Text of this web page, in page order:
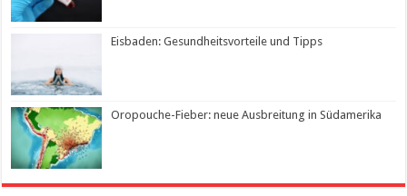
Eisbaden: Gesundheitsvorteile und Tipps
Oropouche-Fieber: neue Ausbreitung in Südamerika